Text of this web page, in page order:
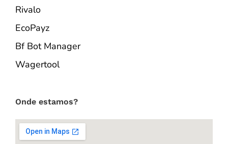
Rivalo
EcoPayz
Bf Bot Manager
Wagertool
Onde estamos?